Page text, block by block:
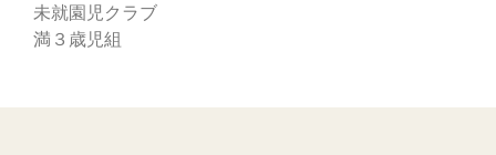
未就園児クラブ
満３歳児組